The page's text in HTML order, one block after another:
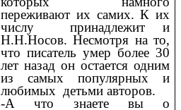
переживают их самих. К их
числу принадлежит и
Н.Н.Носов. Несмотря на то,
что писатель умер более 30
лет назад он остается одним
из самых популярных и
любимых детьми авторов.
-А что знаете вы о